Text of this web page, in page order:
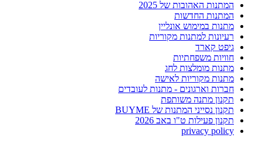
המתנות האהובות של 2025
המתנות החדשות
מתנות במימוש אונליין
רעיונות למתנות מקוריות
גיפט קארד
חוויות משפחתיות
מתנות מומלצות לחג
מתנות מקוריות לאישה
חברות וארגונים - מתנות לעובדים
תקנון מתנה משותפת
תקנון נסייני המתנות של BUYME
תקנון פעילות ט"ו באב 2026
privacy policy